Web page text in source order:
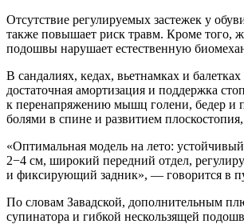
Отсутствие регулируемых застежек у
также повышает риск травм. Кроме того,
подошвы нарушает естественную
В сандалиях, кедах, вьетнамках и
достаточная амортизация и поддержка
к перенапряжению мышц голени, бедер и
болями в спине и развитием
«Оптимальная модель на лето:
2−4 см, широкий передний отдел,
и фиксирующий задник», — говорится в
По словам Завадской, дополнительным
супинатора и гибкой нескользящей